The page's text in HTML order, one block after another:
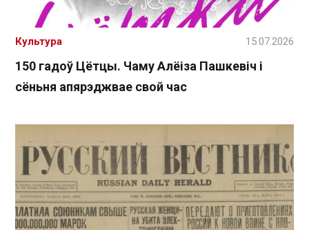
150 гадоў Цётцы. Чаму Алёіза Пашкевіч і
сёньня апярэджвае свой час
Культура 15.07.2026